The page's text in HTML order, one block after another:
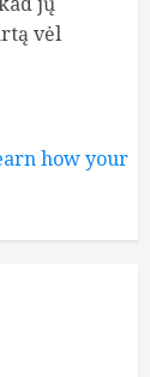
vėl
how your